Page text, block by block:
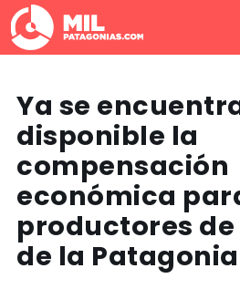
Ya se
disponible la
compensación
económica
productores
de la Patagonia